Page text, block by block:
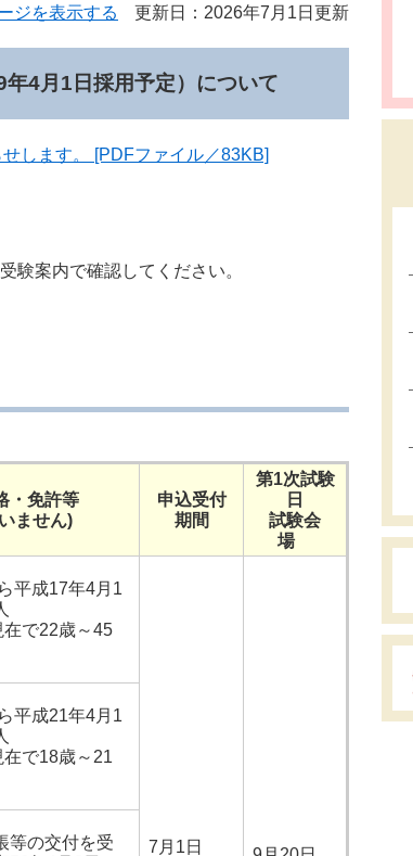
ジを表示する 更新日：2026年7月1日更新
4月1日採用予定）について
します。 [PDFファイル／83KB]
験案内で確認してください。
・免許等
ません)
申込受付
期間
第1次試験
日
試験会
場
平成17年4月1
在で22歳～45
7月1日
平成21年4月1
在で18歳～21
等の交付を受